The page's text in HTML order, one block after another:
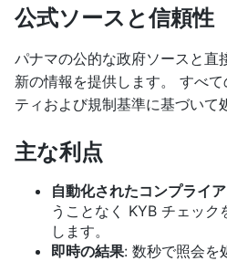
公式ソースと信頼性
パナマの公的な政府ソースと直
新の情報を提供します。 すべ
ティおよび規制基準に基づいて
主な利点
自動化されたコンプライ
うことなく KYB チェッ
します。
即時の結果: 数秒で照会を